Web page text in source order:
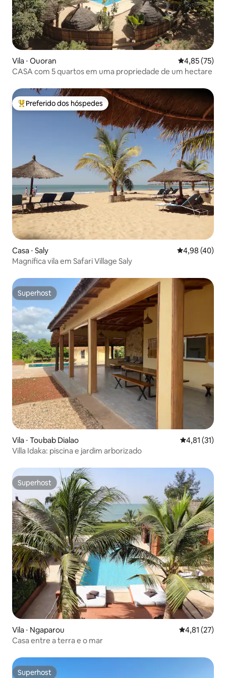
Vila ⋅ Ouoran 4,85 de uma
4,85 (75)
CASA com 5 quartos em uma propriedade de um hectare
Entre os melhores preferidos dos hóspedes
Preferido dos hóspedes
Casa ⋅ Saly 4,98 de uma
4,98 (40)
Magnífica vila em Safari Village Saly
Superhost
Superhost
Vila ⋅ Toubab Dialao 4,81 de uma
4,81 (31)
Villa Idaka: piscina e jardim arborizado
Superhost
Superhost
Vila ⋅ Ngaparou 4,81 de uma
4,81 (27)
Casa entre a terra e o mar
Superhost